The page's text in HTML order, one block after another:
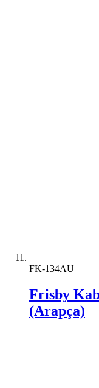
FK-134AU
Frisby
(Arapça)